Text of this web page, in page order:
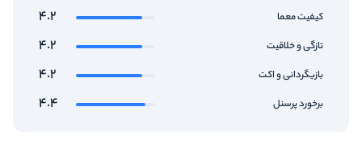
کیفیت معما 4.2
تازگی و خلاقیت 4.2
بازیگردانی و اکت 4.2
برخورد پرسنل 4.4